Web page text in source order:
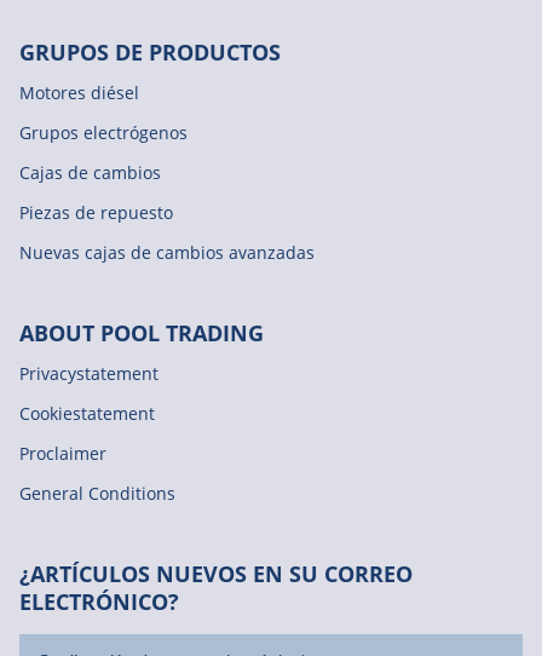
GRUPOS DE PRODUCTOS
Motores diésel
Grupos electrógenos
Cajas de cambios
Piezas de repuesto
Nuevas cajas de cambios avanzadas
ABOUT POOL TRADING
Privacystatement
Cookiestatement
Proclaimer
General Conditions
¿ARTÍCULOS NUEVOS EN SU CORREO
ELECTRÓNICO?